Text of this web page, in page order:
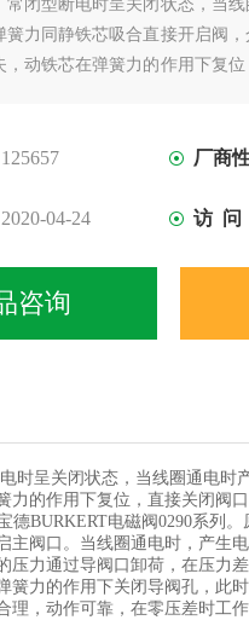
常闭型断电时呈关闭状态，当
簧力同静铁芯吸合直接开启阀
，动铁芯在弹簧力的作用下复
125657 厂商
2020-04-24 访 问
咨询
呈关闭状态，当线圈通电时
的作用下复位，直接关闭阀
BURKERT电磁阀0290系列。
阀口。当线圈通电时，产生
力通过导阀口卸荷，在压力
力的作用下关闭导阀孔，此
，动作可靠，在零压差时工作